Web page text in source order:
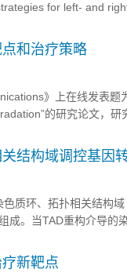
for left- and
和治疗策略
》上在线发表题
的研究论文，研
结构域调控基因
质环、拓扑相关结构域
成。当TAD重构介导的
2024年5...
新靶点